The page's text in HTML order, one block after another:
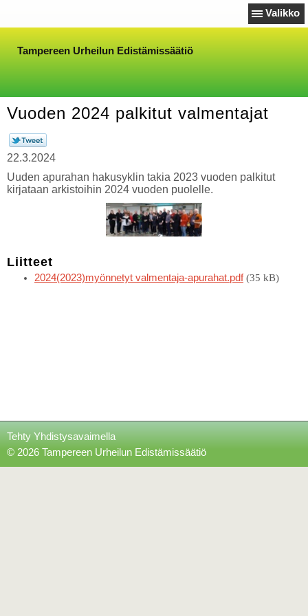
Valikko
Tampereen Urheilun Edistämissäätiö
Vuoden 2024 palkitut valmentajat
22.3.2024
Uuden apurahan hakusyklin takia 2023 vuoden palkitut
kirjataan arkistoihin 2024 vuoden puolelle.
Liitteet
2024(2023)myönnetyt valmentaja-apurahat.pdf (35 kB)
Tehty Yhdistysavaimella
© 2026 Tampereen Urheilun Edistämissäätiö